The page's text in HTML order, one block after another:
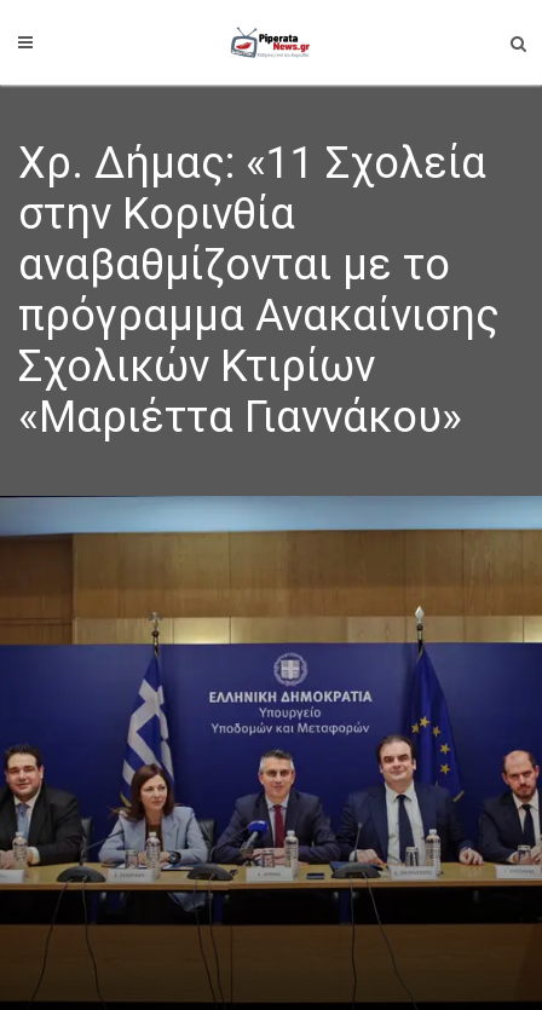
Χρ. Δήμας: «11 Σχολεία
στην Κορινθία
αναβαθμίζονται με το
πρόγραμμα Ανακαίνισης
Σχολικών Κτιρίων
«Μαριέττα Γιαννάκου»